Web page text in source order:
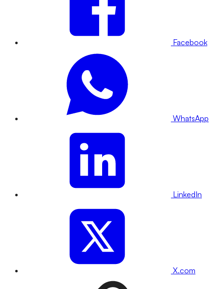
Facebook
WhatsApp
LinkedIn
X.com